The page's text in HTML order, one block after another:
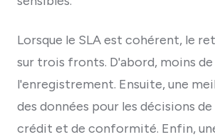
Lorsque le SLA est cohérent, le
sur trois fronts. D'abord, moins
l'enregistrement. Ensuite, une
des données pour les décisions de
crédit et de conformité. Enfin,